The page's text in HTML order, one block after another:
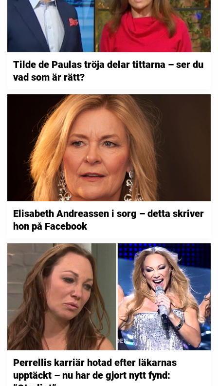
Tilde de Paulas tröja delar tittarna – ser du
vad som är rätt?
Elisabeth Andreassen i sorg – detta skriver
hon på Facebook
Perrellis karriär hotad efter läkarnas
upptäckt – nu har de gjort nytt fynd: